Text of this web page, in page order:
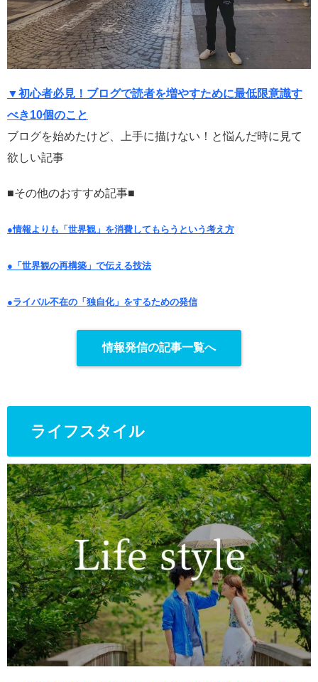
▼初心者必見！ブログで読者を増やすために最低限意識す
べき10個のこと
ブログを始めたけど、上手に描けない！と悩んだ時に見て
欲しい記事
■その他のおすすめ記事■
●情報よりも「世界観」を消費してもらうという考え方
●「世界観の再構築」で伝える技法
●ライバル不在の「独自化」をするための発信
情報発信の記事一覧へ
ライフスタイル